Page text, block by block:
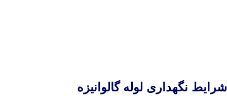
شرایط نگهداری لوله گالوانیزه